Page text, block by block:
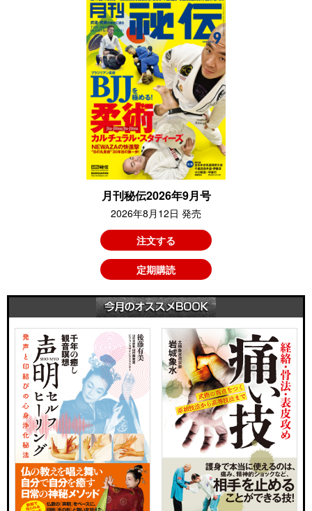
月刊秘伝2026年9月号
2026年8月12日 発売
注文する
定期購読